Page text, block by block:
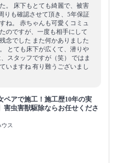
。 床下もとても綺麗で、被害
りも確認させて頂き、5年保証
ね。 赤ちゃんも可愛くコミュ
のですが、一度も相手にして
念でした また何かありました
とても床下が広くて、潜りや
スタッフですが（笑） ではま
いますね 有り難うございまし
ペアで施工！施工歴10年の実
害虫害獣駆除ならお任せくださ
ス